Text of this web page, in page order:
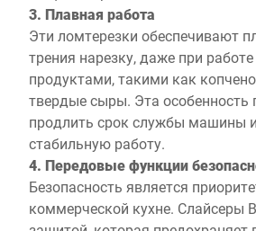
3. Плавная работа
Эти ломтерезки обеспечивают
трения нарезку, даже при
продуктами, такими как
твердые сыры. Эта особенность
продлить срок службы машины
стабильную работу.
4. Передовые функции
Безопасность является
коммерческой кухне. Слайсеры